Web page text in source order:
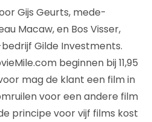
Gijs Geurts, mede-
Macaw, en Bos Visser,
Gilde Investments.
beginnen bij 11,95
mag de klant een film in
voor een andere film
principe voor vijf films kost